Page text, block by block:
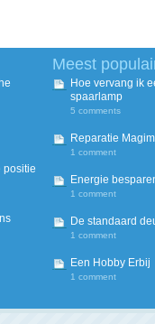
positie
Meest
Hoe vervang ik
spaarlamp
5 comments
Reparatie
1 comment
Energie
1 comment
De standaard
1 comment
Een Hobby Erbij
1 comment